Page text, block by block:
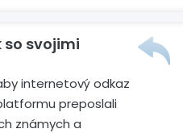
svojimi
internetový odkaz
preposlali
známych a